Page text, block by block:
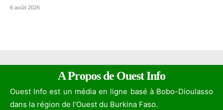
6 août 2026
A Propos de Ouest Info
Ouest Info est un média en ligne basé à Bobo-Dioulasso
dans la région de l’Ouest du Burkina Faso.